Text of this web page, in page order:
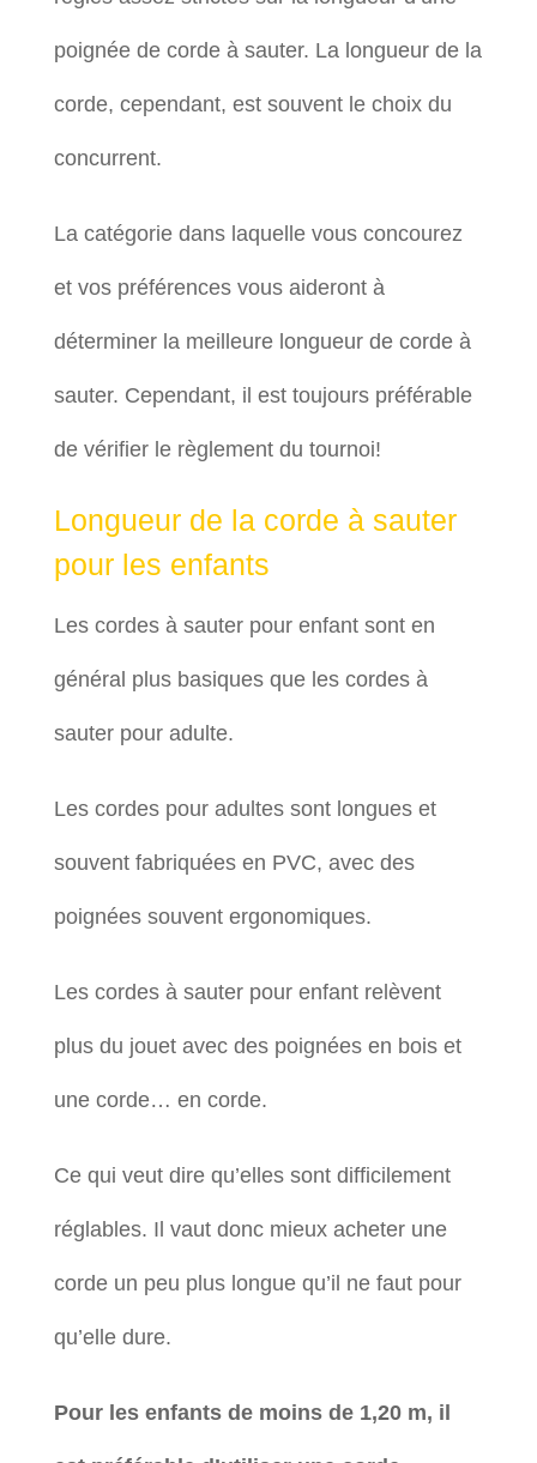
poignée de corde à sauter. La longueur de la
corde, cependant, est souvent le choix du
concurrent.
La catégorie dans laquelle vous concourez
et vos préférences vous aideront à
déterminer la meilleure longueur de corde à
sauter. Cependant, il est toujours préférable
de vérifier le règlement du tournoi!
Longueur de la corde à sauter
pour les enfants
Les cordes à sauter pour enfant sont en
général plus basiques que les cordes à
sauter pour adulte.
Les cordes pour adultes sont longues et
souvent fabriquées en PVC, avec des
poignées souvent ergonomiques.
Les cordes à sauter pour enfant relèvent
plus du jouet avec des poignées en bois et
une corde… en corde.
Ce qui veut dire qu’elles sont difficilement
réglables. Il vaut donc mieux acheter une
corde un peu plus longue qu’il ne faut pour
qu’elle dure.
Pour les enfants de moins de 1,20 m, il